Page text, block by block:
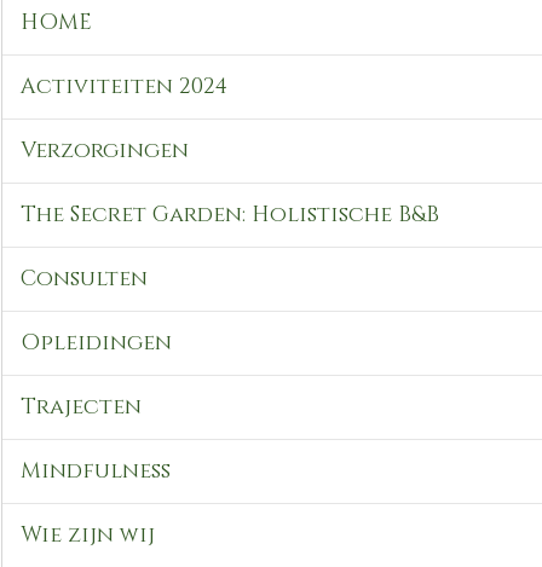
HOME
Activiteiten 2024
Verzorgingen
The Secret Garden: Holistische B&B
Consulten
Opleidingen
Trajecten
Mindfulness
Wie zijn wij